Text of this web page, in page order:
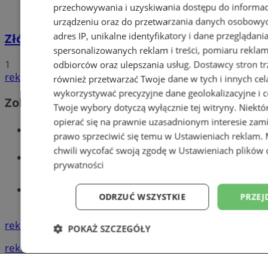
Złóż wniosek o dodatek węglowy
1
reklama
Zobacz również
Wiadomości kryminalne w Wodzisławiu
Wiadomości lokalne
Tworzenie stron www - Wodzisław
reklama
reklama
przechowywania i uzyskiwania dostępu do
urządzeniu oraz do przetwarzania danych
adres IP, unikalne identyfikatory i dane
spersonalizowanych reklam i treści, pomiaru
odbiorców oraz ulepszania usług. Dostawcy stron
również przetwarzać Twoje dane w tych i innych
wykorzystywać precyzyjne dane geolokalizacyjne i
Twoje wybory dotyczą wyłącznie tej witryny.
opierać się na prawnie uzasadnionym interesie
prawo sprzeciwić się temu w Ustawieniach reklam.
chwili wycofać swoją zgodę w Ustawieniach plików
prywatności
ODRZUĆ WSZYSTKIE
POKAŻ SZCZEGÓŁY